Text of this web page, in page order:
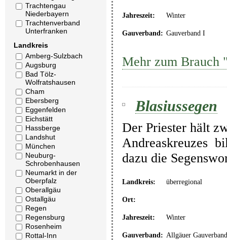
Trachtengau
Niederbayern
Trachtenverband
Unterfranken
Landkreis
Amberg-Sulzbach
Augsburg
Bad Tölz-
Wolfratshausen
Cham
Ebersberg
Eggenfelden
Eichstätt
Hassberge
Landshut
München
Neuburg-
Schrobenhausen
Neumarkt in der
Oberpfalz
Oberallgäu
Ostallgäu
Regen
Regensburg
Rosenheim
Rottal-Inn
Jahreszeit: Winter
Gauverband: Gauverband I
Mehr zum Brauch
Blasiussegen
Der Priester hält
Andreaskreuzes
dazu die
Landkreis: überregional
Ort:
Jahreszeit: Winter
Gauverband: Allgäuer Gauverband